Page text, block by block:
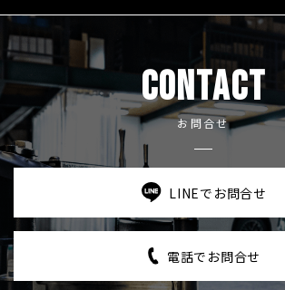
CONTACT
お問合せ
LINEでお問合せ
電話でお問合せ